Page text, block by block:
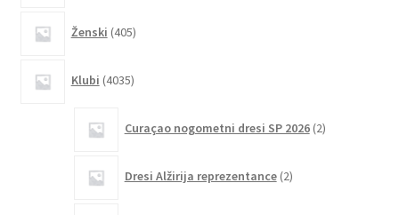
Ženski 405izdelkov
Klubi 4035izdelkov
Curaçao nogometni dresi SP 2026 2izdelka
Dresi Alžirija reprezentance 2izdelka